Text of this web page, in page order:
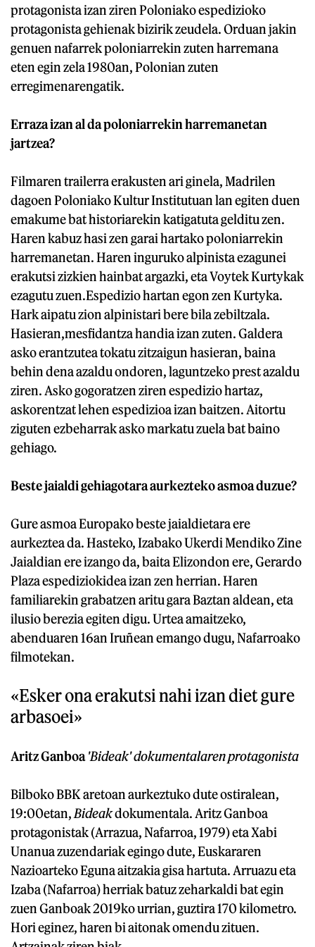
protagonista izan ziren Poloniako espedizioko
protagonista gehienak bizirik zeudela. Orduan jakin
genuen nafarrek poloniarrekin zuten harremana
eten egin zela 1980an, Polonian zuten
erregimenarengatik.
Erraza izan al da poloniarrekin harremanetan
jartzea?
Filmaren trailerra erakusten ari ginela, Madrilen
dagoen Poloniako Kultur Institutuan lan egiten duen
emakume bat historiarekin katigatuta gelditu zen.
Haren kabuz hasi zen garai hartako poloniarrekin
harremanetan. Haren inguruko alpinista ezagunei
erakutsi zizkien hainbat argazki, eta Voytek Kurtykak
ezagutu zuen.Espedizio hartan egon zen Kurtyka.
Hark aipatu zion alpinistari bere bila zebiltzala.
Hasieran,mesfidantza handia izan zuten. Galdera
asko erantzutea tokatu zitzaigun hasieran, baina
behin dena azaldu ondoren, laguntzeko prest azaldu
ziren. Asko gogoratzen ziren espedizio hartaz,
askorentzat lehen espedizioa izan baitzen. Aitortu
ziguten ezbeharrak asko markatu zuela bat baino
gehiago.
Beste jaialdi gehiagotara aurkezteko asmoa duzue?
Gure asmoa Europako beste jaialdietara ere
aurkeztea da. Hasteko, Izabako Ukerdi Mendiko Zine
Jaialdian ere izango da, baita Elizondon ere, Gerardo
Plaza espediziokidea izan zen herrian. Haren
familiarekin grabatzen aritu gara Baztan aldean, eta
ilusio berezia egiten digu. Urtea amaitzeko,
abenduaren 16an Iruñean emango dugu, Nafarroako
filmotekan.
«Esker ona erakutsi nahi izan diet gure
arbasoei»
Aritz Ganboa'Bideak' dokumentalaren protagonista
Bilboko BBK aretoan aurkeztuko dute ostiralean,
19:00etan, Bideakdokumentala. Aritz Ganboa
protagonistak (Arrazua, Nafarroa, 1979) eta Xabi
Unanua zuzendariak egingo dute, Euskararen
Nazioarteko Eguna aitzakia gisa hartuta. Arruazu eta
Izaba (Nafarroa) herriak batuz zeharkaldi bat egin
zuen Ganboak 2019ko urrian, guztira 170 kilometro.
Hori eginez, haren bi aitonak omendu zituen.